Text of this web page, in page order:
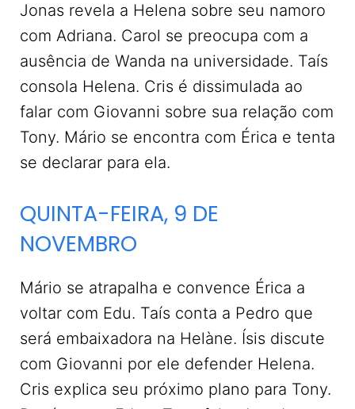
Jonas revela a Helena sobre seu namoro
com Adriana. Carol se preocupa com a
ausência de Wanda na universidade. Taís
consola Helena. Cris é dissimulada ao
falar com Giovanni sobre sua relação com
Tony. Mário se encontra com Érica e tenta
se declarar para ela.
QUINTA-FEIRA, 9 DE
NOVEMBRO
Mário se atrapalha e convence Érica a
voltar com Edu. Taís conta a Pedro que
será embaixadora na Helàne. Ísis discute
com Giovanni por ele defender Helena.
Cris explica seu próximo plano para Tony.